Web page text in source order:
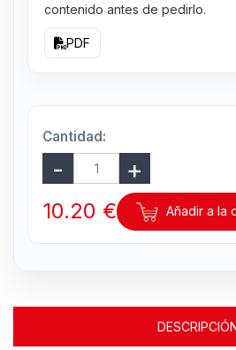
contenido antes de pedirlo.
PDF
Cantidad:
10.20 € Añadir a la